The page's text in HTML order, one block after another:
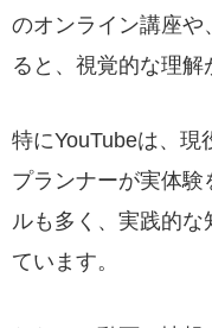
のオンライン講座や
ると、視覚的な理解
特にYouTubeは、現
プランナーが実体験
ルも多く、実践的
ています。